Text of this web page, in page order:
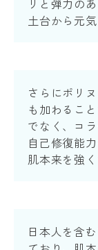
リと弾力の
土台から元
さらにポリ
も加わるこ
でなく、コ
自己修復能
肌本来を強
日本人を含